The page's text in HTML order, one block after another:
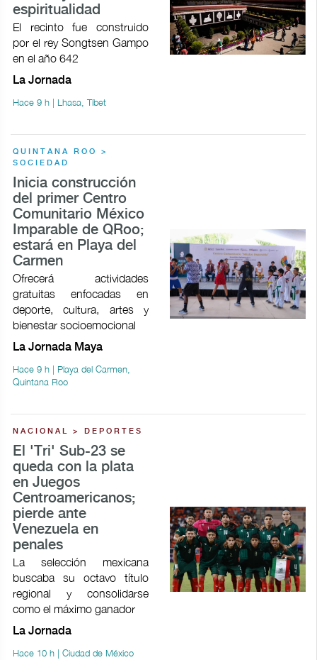
espiritualidad
El recinto fue construido
por el rey Songtsen Gampo
en el año 642
La Jornada
Hace 9 h | Lhasa, Tíbet
QUINTANA ROO >
SOCIEDAD
Inicia construcción
del primer Centro
Comunitario México
Imparable de QRoo;
estará en Playa del
Carmen
Ofrecerá actividades
gratuitas enfocadas en
deporte, cultura, artes y
bienestar socioemocional
La Jornada Maya
Hace 9 h | Playa del Carmen,
Quintana Roo
NACIONAL > DEPORTES
El 'Tri' Sub-23 se
queda con la plata
en Juegos
Centroamericanos;
pierde ante
Venezuela en
penales
La selección mexicana
buscaba su octavo título
regional y consolidarse
como el máximo ganador
La Jornada
Hace 10 h | Ciudad de México